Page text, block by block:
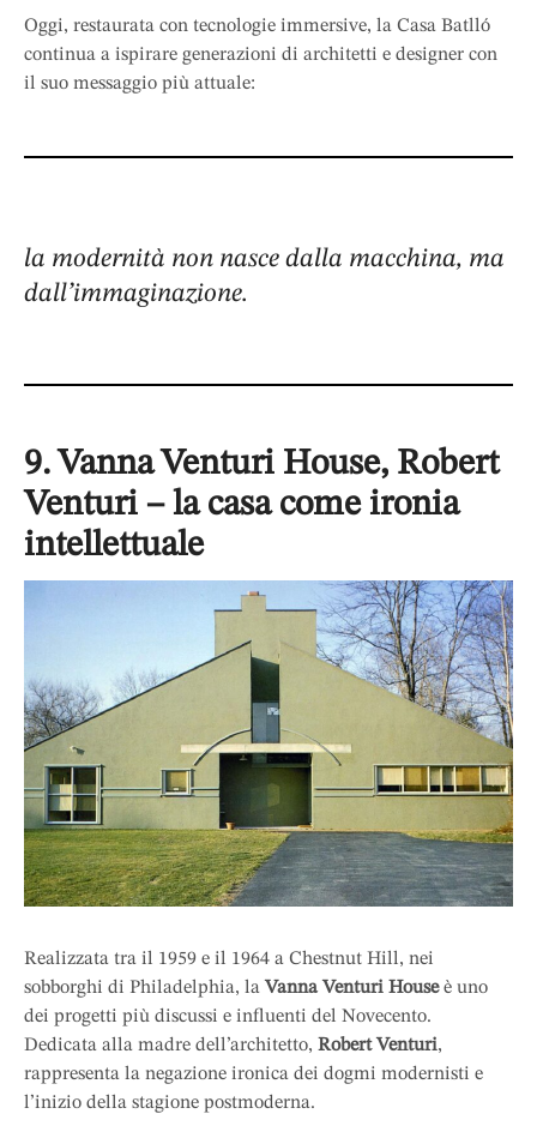
Oggi, restaurata con tecnologie immersive, la Casa Batlló
continua a ispirare generazioni di architetti e designer con
il suo messaggio più attuale:
la modernità non nasce dalla macchina, ma
dall’immaginazione.
9. Vanna Venturi House, Robert
Venturi – la casa come ironia
intellettuale
Realizzata tra il 1959 e il 1964 a Chestnut Hill, nei
sobborghi di Philadelphia, la Vanna Venturi Houseè uno
dei progetti più discussi e influenti del Novecento.
Dedicata alla madre dell’architetto, Robert Venturi,
rappresenta la negazione ironica dei dogmi modernisti e
l’inizio della stagione postmoderna.